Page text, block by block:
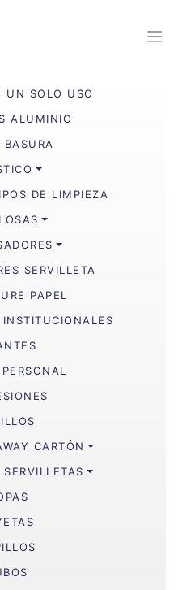
UN SOLO USO
ALUMINIO
BASURA
DE LIMPIEZA
SERVILLETA
PAPEL
CARTÓN